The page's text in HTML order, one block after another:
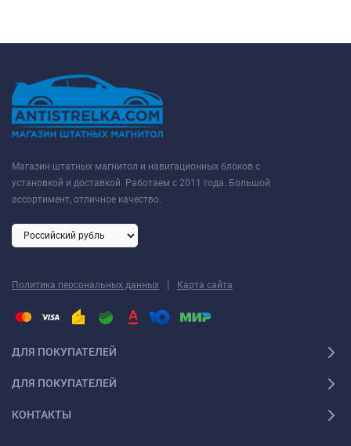
Магазин штатных магнитол и навигационных блоков с
установкой и доставкой. Работаем с 2011 года. Большой
ассортимент, отличное качество.
Политика персональных данных | Карта сайта
ДЛЯ ПОКУПАТЕЛЕЙ
ДЛЯ ПОКУПАТЕЛЕЙ
КОНТАКТЫ